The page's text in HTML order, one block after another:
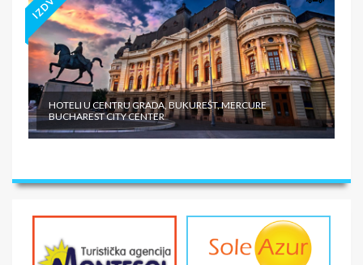
HOTELI U CENTRU GRADA, BUKUREŠT, MERCURE
BUCHAREST CITY CENTER